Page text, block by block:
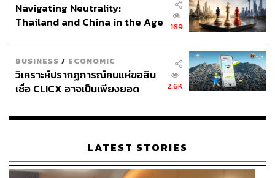
Navigating Neutrality:
Thailand and China in the Age
169
BUSINESS / ECONOMIC
วิเคราะห์ปรากฏการณ์คนแห่ขอสิน
เชื่อ CLICX อาจเป็นเพียงยอด
เรือนไทยที่ถูกซุกไว้
2.6K
LATEST STORIES